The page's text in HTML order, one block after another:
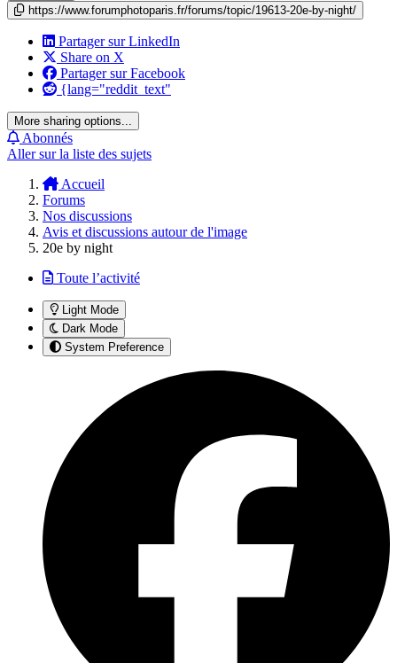
https://www.forumphotoparis.fr/forums/topic/19613-20e-by-night/
Partager sur LinkedIn
Share on X
Partager sur Facebook
{lang="reddit_text"
More sharing options...
Abonnés
Aller sur la liste des sujets
Accueil
Forums
Nos discussions
Avis et discussions autour de l'image
20e by night
Toute l’activité
Light Mode
Dark Mode
System Preference